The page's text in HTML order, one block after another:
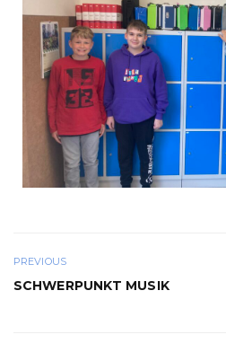
PREVIOUS
SCHWERPUNKT MUSIK